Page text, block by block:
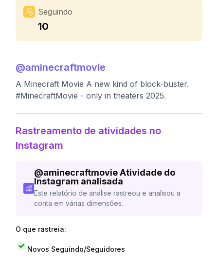
Seguindo
10
@aminecraftmovie
A Minecraft Movie A new kind of block-buster.
#MinecraftMovie - only in theaters 2025.
Rastreamento de atividades no
Instagram
@aminecraftmovie Atividade do
Instagram analisada
Este relatório de análise rastreou e analisou a
conta em várias dimensões.
O que rastreia:
Novos Seguindo/Seguidores